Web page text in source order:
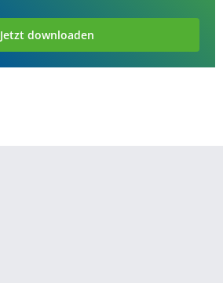
Jetzt downloaden